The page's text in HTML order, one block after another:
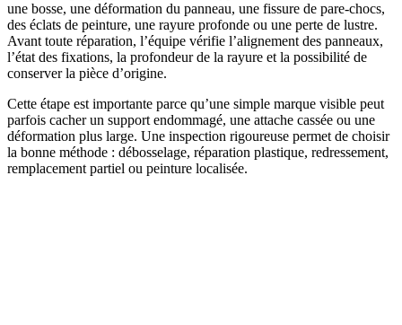
une bosse, une déformation du panneau, une fissure de pare-chocs,
des éclats de peinture, une rayure profonde ou une perte de lustre.
Avant toute réparation, l’équipe vérifie l’alignement des panneaux,
l’état des fixations, la profondeur de la rayure et la possibilité de
conserver la pièce d’origine.
Cette étape est importante parce qu’une simple marque visible peut
parfois cacher un support endommagé, une attache cassée ou une
déformation plus large. Une inspection rigoureuse permet de choisir
la bonne méthode : débosselage, réparation plastique, redressement,
remplacement partiel ou peinture localisée.